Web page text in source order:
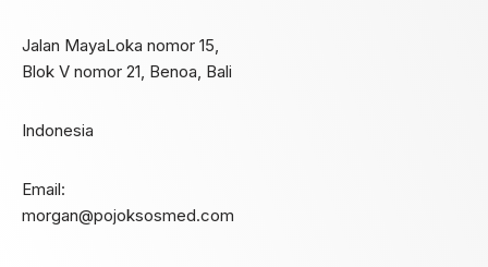
Jalan MayaLoka nomor 15,
Blok V nomor 21, Benoa, Bali
Indonesia
Email:
morgan@pojoksosmed.com